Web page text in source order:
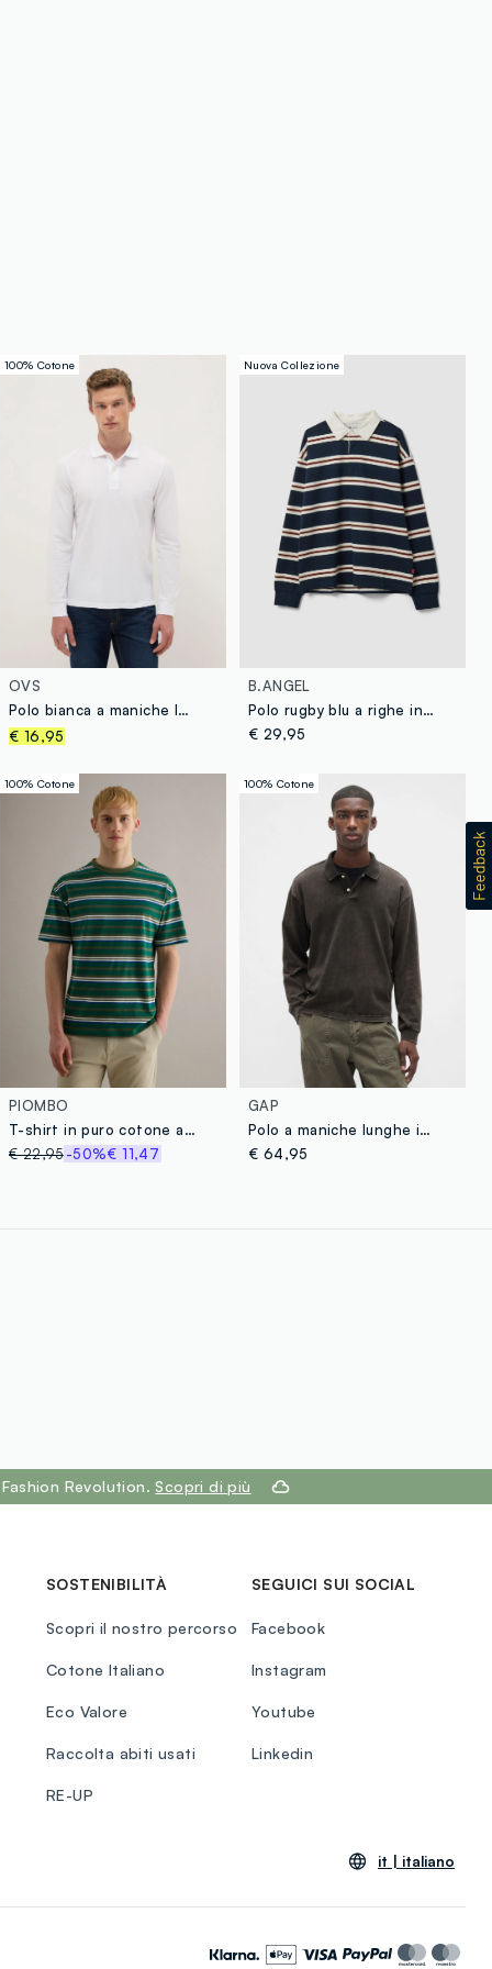
100% Cotone
OVS
Polo bianca a maniche lunghe in puro cotone regular fit
€ 16,95
Nuova Collezione
B.ANGEL
Polo rugby blu a righe in puro cotone con colletto classico
€ 29,95
100% Cotone
PIOMBO
T-shirt in puro cotone a righe multicolor regular fit
€ 22,95-50%€ 11,47
100% Cotone
GAP
Polo a maniche lunghe in cotone
€ 64,95
Revolution. Scopri di più
SOSTENIBILITÀ
Scopri il nostro percorso
Cotone Italiano
Eco Valore
Raccolta abiti usati
RE-UP
SEGUICI SUI SOCIAL
Facebook
Instagram
Youtube
Linkedin
it | italiano